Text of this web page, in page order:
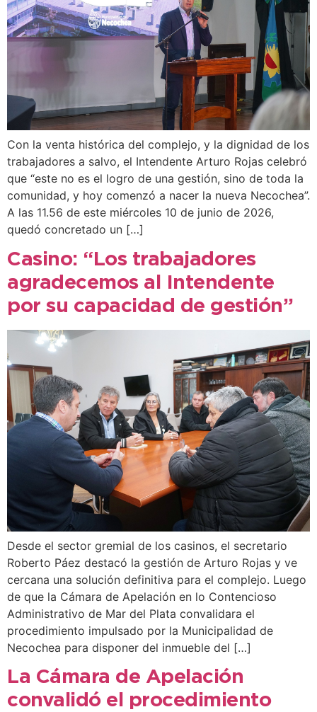
Con la venta histórica del complejo, y la dignidad de los
trabajadores a salvo, el Intendente Arturo Rojas celebró
que “este no es el logro de una gestión, sino de toda la
comunidad, y hoy comenzó a nacer la nueva Necochea”.
A las 11.56 de este miércoles 10 de junio de 2026,
quedó concretado un […]
Casino: “Los trabajadores
agradecemos al Intendente
por su capacidad de gestión”
Desde el sector gremial de los casinos, el secretario
Roberto Páez destacó la gestión de Arturo Rojas y ve
cercana una solución definitiva para el complejo. Luego
de que la Cámara de Apelación en lo Contencioso
Administrativo de Mar del Plata convalidara el
procedimiento impulsado por la Municipalidad de
Necochea para disponer del inmueble del […]
La Cámara de Apelación
convalidó el procedimiento